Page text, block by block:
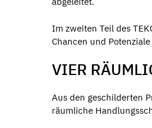
Im zweiten Teil des
Chancen und
VIER
Aus den geschilderten
räumliche